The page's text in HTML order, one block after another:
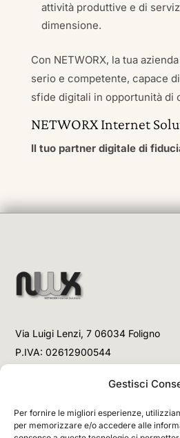
Gestisci
Per fornire le migliori esperienze,
per memorizzare e/o accedere alle
attività produttive e di
dimensione.
Con NETWORX, la tua
serio e competente, capace
sfide digitali in opportunità di
NETWORX Internet
Il tuo partner digitale di
Via Luigi Lenzi, 7 06034 Foligno
P.IVA: 02612900544
+39 3477853708 (Chiamata)